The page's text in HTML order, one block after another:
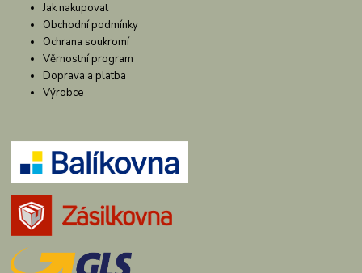
Jak nakupovat
Obchodní podmínky
Ochrana soukromí
Věrnostní program
Doprava a platba
Výrobce